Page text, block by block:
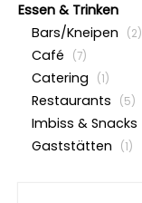
Essen & Trinken
Bars/Kneipen
(2)
Café (7)
Catering (1)
Restaurants (5)
Imbiss & Snacks
Gaststätten (1)